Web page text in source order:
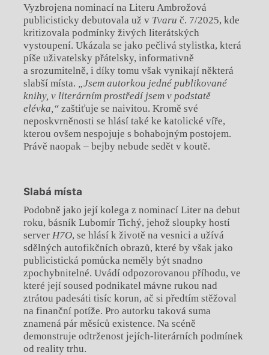
Vyzbrojena nominací na Literu Ambrožová
publicisticky debutovala už v Tvaru č. 7/2025, kde
kritizovala podmínky živých literátských
vystoupení. Ukázala se jako pečlivá stylistka, která
píše uživatelsky přátelsky, informativně
a srozumitelně, i díky tomu však vynikají některá
slabší místa. „Jsem autorkou jedné publikované
knihy, v literárním prostředí jsem v podstatě
elévka,“zaštiťuje se naivitou. Kromě své
neposkvrněnosti se hlásí také ke katolické víře,
kterou ovšem nespojuje s bohabojným postojem.
Právě naopak – bejby nebude sedět v koutě.
Slabá místa
Podobně jako její kolega z nominací Liter na debut
roku, básník Lubomír Tichý, jehož sloupky hostí
server H7O, se hlásí k životě na vesnici a užívá
sdělných autofikčních obrazů, které by však jako
publicistická pomůcka neměly být snadno
zpochybnitelné. Uvádí odpozorovanou příhodu, ve
které její soused podnikatel mávne rukou nad
ztrátou padesáti tisíc korun, ač si předtím stěžoval
na finanční potíže. Pro autorku taková suma
znamená pár měsíců existence. Na scéně
demonstruje odtrženost jejích-literárních podmínek
od reality trhu.